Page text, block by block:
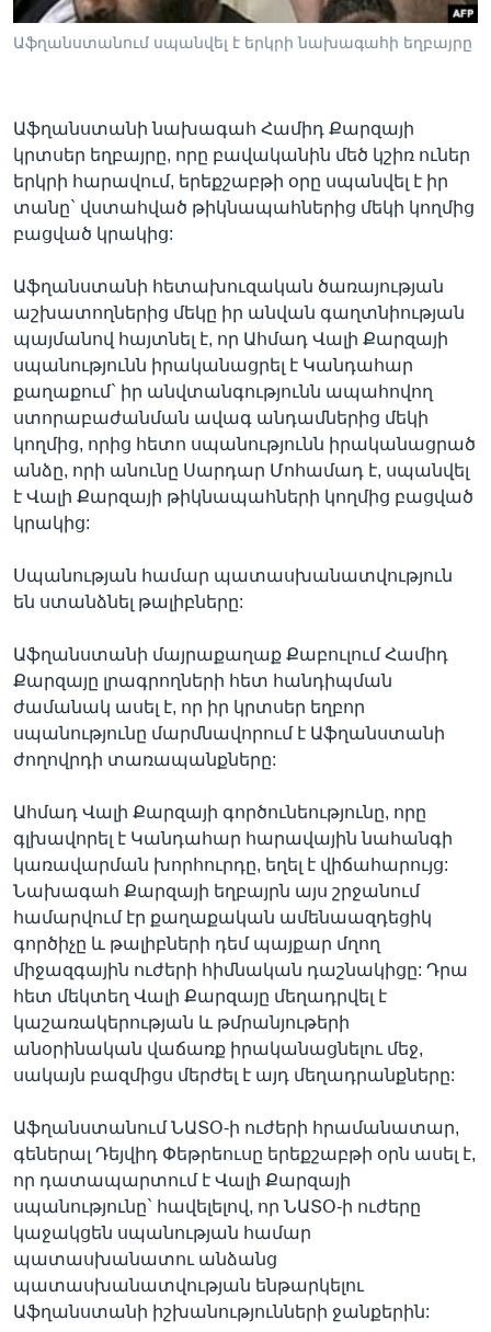
Աֆղանստանում սպանվել է երկրի նախագահի եղբայրը
Աֆղանստանի նախագահ Համիդ Քարզայի
կրտսեր եղբայրը, որը բավականին մեծ կշիռ ուներ
երկրի հարավում, երեքշաբթի օրը սպանվել է իր
տանը` վստահված թիկնապահներից մեկի կողմից
բացված կրակից:
Աֆղանստանի հետախուզական ծառայության
աշխատողներից մեկը իր անվան գաղտնիության
պայմանով հայտնել է, որ Ահմադ Վալի Քարզայի
սպանությունն իրականացրել է Կանդահար
քաղաքում` իր անվտանգությունն ապահովող
ստորաբաժանման ավագ անդամներից մեկի
կողմից, որից հետո սպանությունն իրականացրած
անձը, որի անունը Սարդար Մոհամադ է, սպանվել
է Վալի Քարզայի թիկնապահների կողմից բացված
կրակից:
Սպանության համար պատասխանատվություն
են ստանձնել թալիբները:
Աֆղանստանի մայրաքաղաք Քաբուլում Համիդ
Քարզայը լրագրողների հետ հանդիպման
ժամանակ ասել է, որ իր կրտսեր եղբոր
սպանությունը մարմնավորում է Աֆղանստանի
ժողովրդի տառապանքները:
Ահմադ Վալի Քարզայի գործունեությունը, որը
գլխավորել է Կանդահար հարավային նահանգի
կառավարման խորհուրդը, եղել է վիճահարույց:
Նախագահ Քարզայի եղբայրն այս շրջանում
համարվում էր քաղաքական ամենաազդեցիկ
գործիչը և թալիբների դեմ պայքար մղող
միջազգային ուժերի հիմնական դաշնակիցը: Դրա
հետ մեկտեղ Վալի Քարզայը մեղադրվել է
կաշառակերության և թմրանյութերի
անօրինական վաճառք իրականացնելու մեջ,
սակայն բազմիցս մերժել է այդ մեղադրանքները:
Աֆղանստանում ՆԱՏՕ-ի ուժերի հրամանատար,
գեներալ Դեյվիդ Փեթրեուսը երեքշաբթի օրն ասել է,
որ դատապարտում է Վալի Քարզայի
սպանությունը` հավելելով, որ ՆԱՏՕ-ի ուժերը
կաջակցեն սպանության համար
պատասխանատու անձանց
պատասխանատվության ենթարկելու
Աֆղանստանի իշխանությունների ջանքերին: